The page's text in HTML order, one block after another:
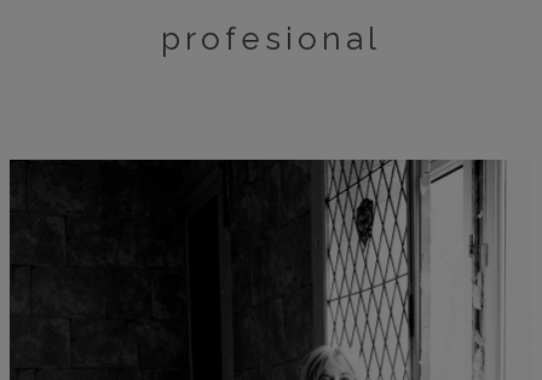
profesional